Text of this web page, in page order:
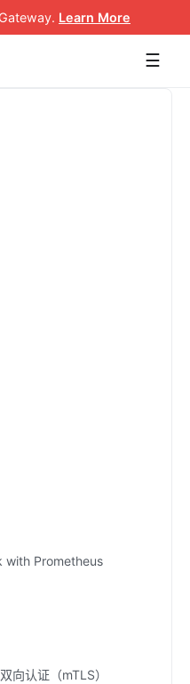
. Learn More
☰
with Prometheus
向认证（mTLS）